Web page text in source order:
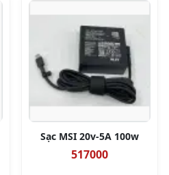
Sạc MSI 20v-5A 100w
517000